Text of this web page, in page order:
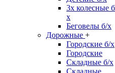
3х колесные
х
Беговелы б/х
Дорожные +
Городские б/х
Городские
Складные б/х
Складные